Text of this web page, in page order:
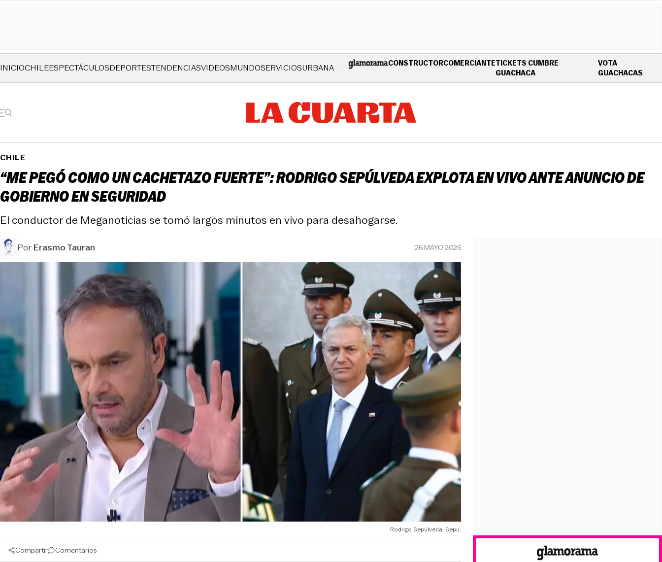
INICIOCHILEESPECTÁCULOSDEPORTESTENDENCIASVIDEOSMUNDOSERVICIOSURBANA CONSTRUCTORCOMERCIANTETICKETS CUMBRE
GUACHACAOPENS IN NEW WINDOW
VOTA
GUACHACAS
CHILE
“ME PEGÓ COMO UN CACHETAZO FUERTE”: RODRIGO SEPÚLVEDA EXPLOTA EN VIVO ANTE ANUNCIO DE
GOBIERNO EN SEGURIDAD
El conductor de Meganoticias se tomó largos minutos en vivo para desahogarse.
PorErasmo Tauran 26 MAYO 2026
Rodrigo Sepúlveda, Sepu.
Compartir Comentarios